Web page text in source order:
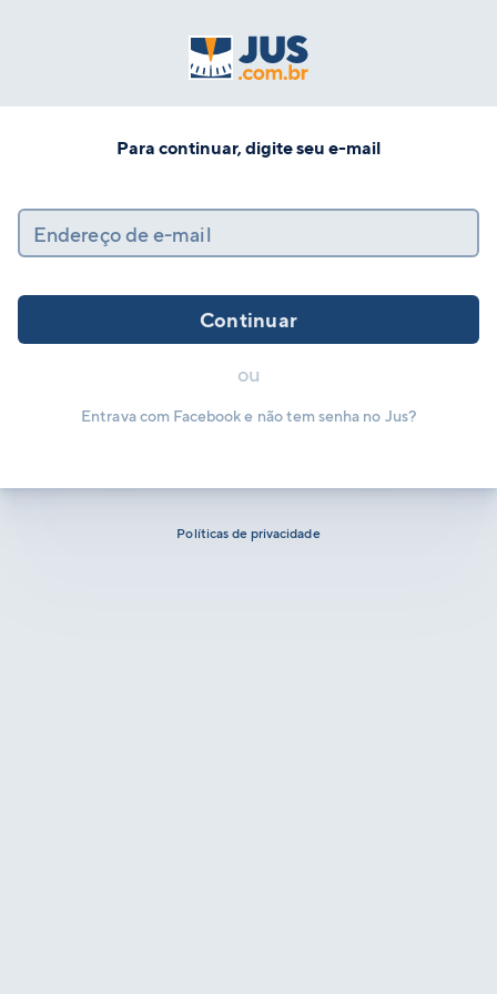
Para continuar, digite seu e-mail
Endereço de e-mail
Continuar
ou
Entrava com Facebook e não tem senha no Jus?
Políticas de privacidade